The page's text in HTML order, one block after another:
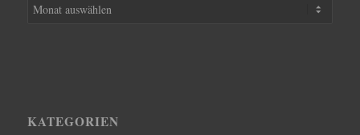
KATEGORIEN